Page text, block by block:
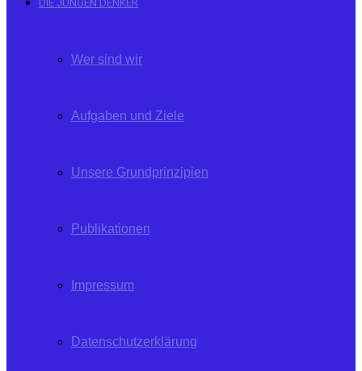
DIE JUNGEN DENKER
Wer sind wir
Aufgaben und Ziele
Unsere Grundprinzipien
Publikationen
Impressum
Datenschutzerklärung